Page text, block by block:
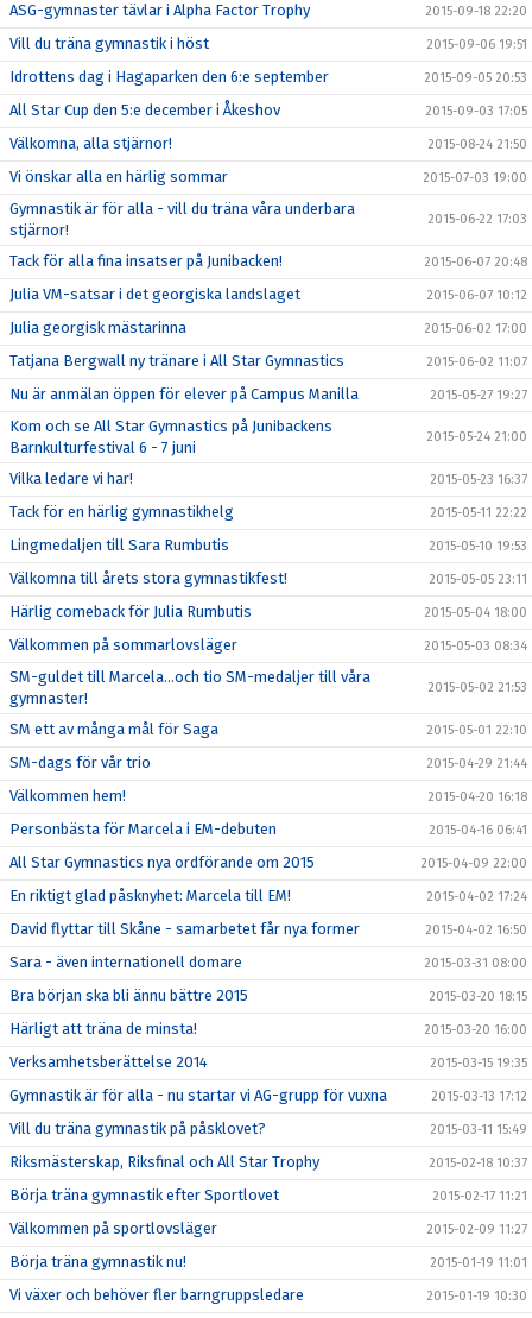
ASG-gymnaster tävlar i Alpha Factor Trophy 2015-09-18 22:20
Vill du träna gymnastik i höst 2015-09-06 19:51
Idrottens dag i Hagaparken den 6:e september 2015-09-05 20:53
All Star Cup den 5:e december i Åkeshov 2015-09-03 17:05
Välkomna, alla stjärnor! 2015-08-24 21:50
Vi önskar alla en härlig sommar 2015-07-03 19:00
Gymnastik är för alla - vill du träna våra underbara
stjärnor!
2015-06-22 17:03
Tack för alla fina insatser på Junibacken! 2015-06-07 20:48
Julia VM-satsar i det georgiska landslaget 2015-06-07 10:12
Julia georgisk mästarinna 2015-06-02 17:00
Tatjana Bergwall ny tränare i All Star Gymnastics 2015-06-02 11:07
Nu är anmälan öppen för elever på Campus Manilla 2015-05-27 19:27
Kom och se All Star Gymnastics på Junibackens
Barnkulturfestival 6 - 7 juni
2015-05-24 21:00
Vilka ledare vi har! 2015-05-23 16:37
Tack för en härlig gymnastikhelg 2015-05-11 22:22
Lingmedaljen till Sara Rumbutis 2015-05-10 19:53
Välkomna till årets stora gymnastikfest! 2015-05-05 23:11
Härlig comeback för Julia Rumbutis 2015-05-04 18:00
Välkommen på sommarlovsläger 2015-05-03 08:34
SM-guldet till Marcela...och tio SM-medaljer till våra
gymnaster!
2015-05-02 21:53
SM ett av många mål för Saga 2015-05-01 22:10
SM-dags för vår trio 2015-04-29 21:44
Välkommen hem! 2015-04-20 16:18
Personbästa för Marcela i EM-debuten 2015-04-16 06:41
All Star Gymnastics nya ordförande om 2015 2015-04-09 22:00
En riktigt glad påsknyhet: Marcela till EM! 2015-04-02 17:24
David flyttar till Skåne - samarbetet får nya former 2015-04-02 16:50
Sara - även internationell domare 2015-03-31 08:00
Bra början ska bli ännu bättre 2015 2015-03-20 18:15
Härligt att träna de minsta! 2015-03-20 16:00
Verksamhetsberättelse 2014 2015-03-15 19:35
Gymnastik är för alla - nu startar vi AG-grupp för vuxna 2015-03-13 17:12
Vill du träna gymnastik på påsklovet? 2015-03-11 15:49
Riksmästerskap, Riksfinal och All Star Trophy 2015-02-18 10:37
Börja träna gymnastik efter Sportlovet 2015-02-17 11:21
Välkommen på sportlovsläger 2015-02-09 11:27
Börja träna gymnastik nu! 2015-01-19 11:01
Vi växer och behöver fler barngruppsledare 2015-01-19 10:30